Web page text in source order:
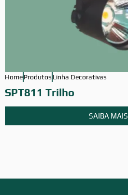
HomeProdutos Linha Decorativas
SPT811 Trilho
SAIBA MAIS